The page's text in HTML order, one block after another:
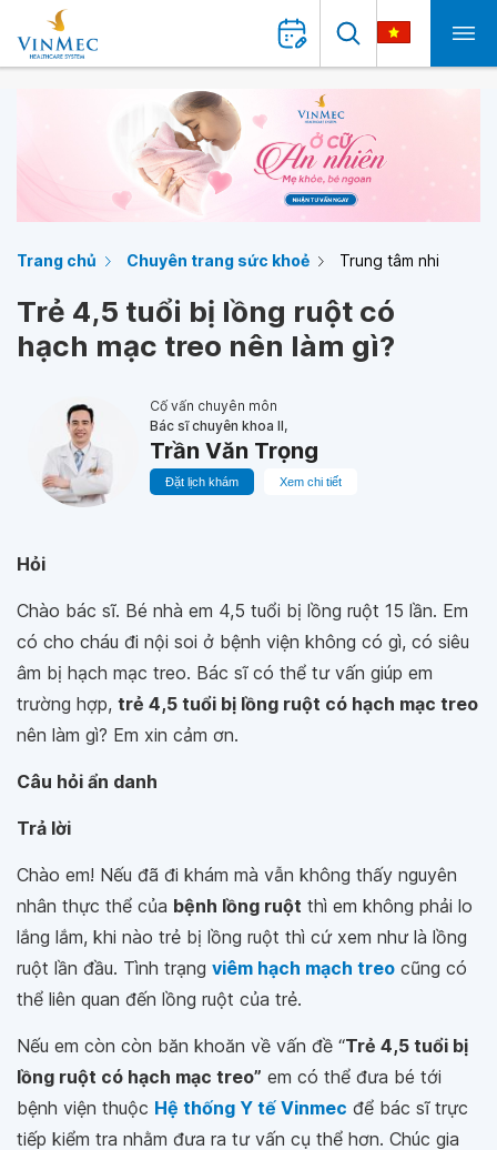
Trang chủ Chuyên trang sức khoẻ Trung tâm nhi
Trẻ 4,5 tuổi bị lồng ruột có
hạch mạc treo nên làm gì?
Cố vấn chuyên môn
Bác sĩ chuyên khoa II,
Trần Văn Trọng
Đặt lịch khám Xem chi tiết
Hỏi
Chào bác sĩ. Bé nhà em 4,5 tuổi bị lồng ruột 15 lần. Em
có cho cháu đi nội soi ở bệnh viện không có gì, có siêu
âm bị hạch mạc treo. Bác sĩ có thể tư vấn giúp em
trường hợp, trẻ 4,5 tuổi bị lồng ruột có hạch mạc treo
nên làm gì? Em xin cảm ơn.
Câu hỏi ẩn danh
Trả lời
Chào em! Nếu đã đi khám mà vẫn không thấy nguyên
nhân thực thể của bệnh lồng ruột thì em không phải lo
lắng lắm, khi nào trẻ bị lồng ruột thì cứ xem như là lồng
ruột lần đầu. Tình trạng viêm hạch mạch treo cũng có
thể liên quan đến lồng ruột của trẻ.
Nếu em còn còn băn khoăn về vấn đề “Trẻ 4,5 tuổi bị
lồng ruột có hạch mạc treo” em có thể đưa bé tới
bệnh viện thuộc Hệ thống Y tế Vinmec để bác sĩ trực
tiếp kiểm tra nhằm đưa ra tư vấn cụ thể hơn. Chúc gia